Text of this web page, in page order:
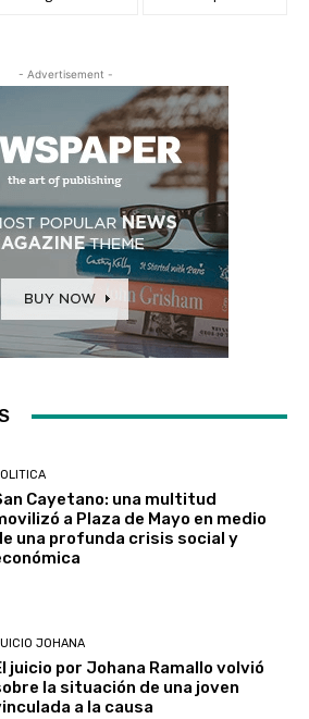
- Advertisement -
Cayetano: una multitud
a Plaza de Mayo en medio
una profunda crisis social y
JOHANA
juicio por Johana Ramallo volvió
la situación de una joven
a la causa